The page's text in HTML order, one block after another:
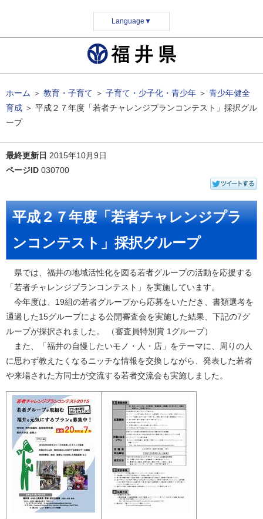
Language ▼
ホーム ＞ 教育・子育て ＞ 子育て・少子化・青少年 ＞ 青少年健全
育成 ＞ 平成２７年度「若者チャレンジプランコンテスト」採択グル
ープ
最終更新日 2015年10月9日
ページID 030700
平成２７年度「若者チャレンジプラ
ンコンテスト」採択グループ
県では、福井の地域活性化を図る若者グループの活動を応援する
「若者チャレンジプランコンテスト」を実施しています。
今年度は、19組の若者グループから応募をいただき、書類選考を
通過した15グループによる公開審査会を実施した結果、下記の7グ
ループが採択されました。 （審査員特別賞 1グループ）
また、「福井の自慢したいモノ・人・店」をテーマに、周りの人
に思わず教えたくなるニッチな情報を交換しながら、発表した若者
や来場された方同士が交流する若者交流会も実施しました。